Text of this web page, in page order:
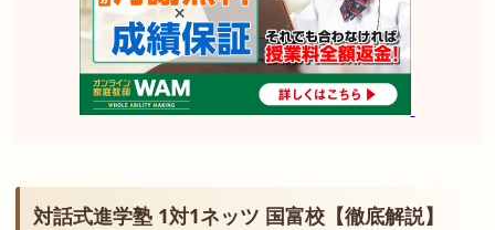
対話式進学塾 1対1ネッツ 国富校【徹底解説】